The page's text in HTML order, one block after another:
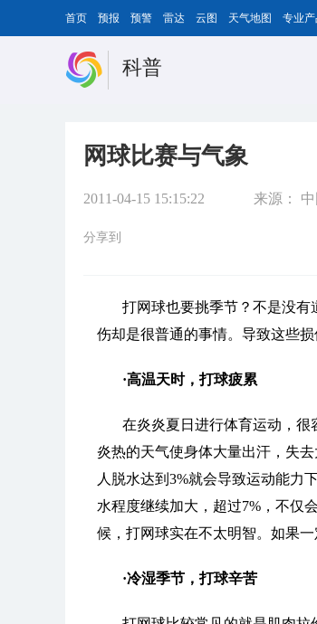
首页 预报 预警 雷达 云图 天气地图 专业
科普
网球比赛与气象
2011-04-15 15:15:22 来源：
分享到
打网球也要挑季节？不是没
伤却是很普通的事情。导致这些
·高温天时，打球疲累
在炎炎夏日进行体育运动，很
炎热的天气使身体大量出汗，失
人脱水达到3%就会导致运动能力
水程度继续加大，超过7%，不仅
候，打网球实在不太明智。如果
·冷湿季节，打球辛苦